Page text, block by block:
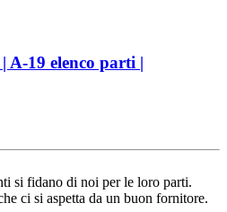
A-19 elenco parti |
si fidano di noi per le loro parti.
ci si aspetta da un buon fornitore.